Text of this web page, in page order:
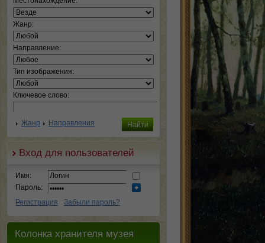
Жанр:
Направление:
Тип изображения:
Ключевое слово:
Жанр Направления
Вход для пользователей
Имя:
Пароль:
Регистрация
Забыли пароль?
Колонка хранителя музея